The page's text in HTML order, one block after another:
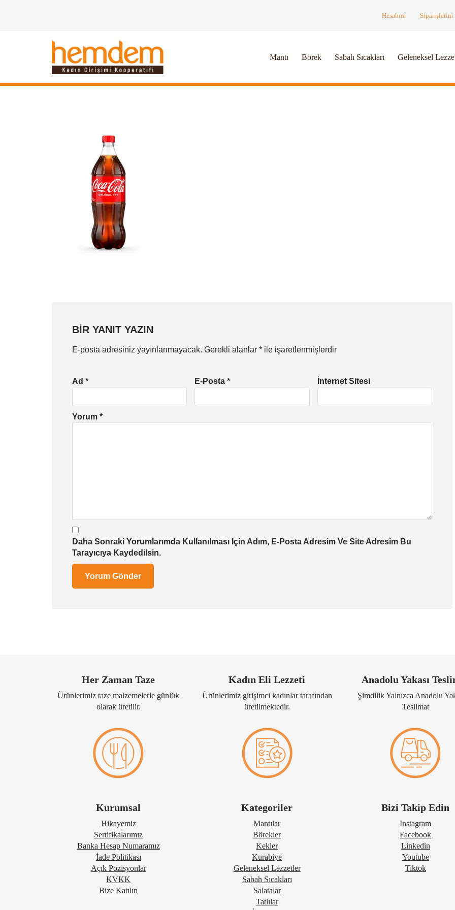
Hesabım Siparişlerim
Mantı Börek Sabah Sıcakları Geleneksel
BIR YANIT YAZIN
E-posta adresiniz yayınlanmayacak. Gerekli alanlar * ile işaretlenmişlerdir
Ad * E-Posta* İnternet Sitesi
Yorum *
Daha Sonraki Yorumlarımda Kullanılması Için Adım, E-Posta Adresim Ve Site Adresim Bu
Tarayıcıya Kaydedilsin.
Her Zaman Taze
Ürünlerimiz taze malzemelerle günlük
olarak üretilir.
Kurumsal
Hikayemiz
Sertifikalarımız
Banka Hesap Numaramız
İade Politikası
Açık Pozisyonlar
KVKK
Bize Katılın
Kadın Eli Lezzeti
Ürünlerimiz girişimci kadınlar tarafından
üretilmektedir.
Kategoriler
Mantılar
Börekler
Kekler
Kurabiye
Geleneksel Lezzetler
Sabah Sıcakları
Salatalar
Tatlılar
Anadolu Yakası
Şimdilik Yalnızca Anadolu
Teslimat
Bizi Takip Edin
Instagram
Facebook
Linkedin
Youtube
Tiktok